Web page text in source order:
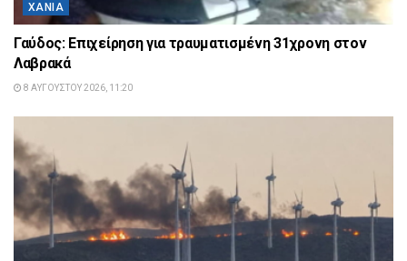
ΧΑΝΙΆ
Γαύδος: Επιχείρηση για τραυματισμένη 31χρονη στον
Λαβρακά
8 ΑΥΓΟΎΣΤΟΥ 2026, 11:20